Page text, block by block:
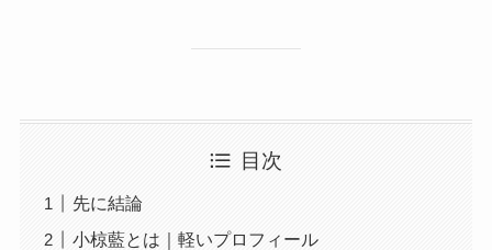
目次
先に結論
小椋藍とは｜軽いプロフィール